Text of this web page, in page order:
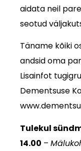
aidata neil
seotud
Täname kõiki
andsid oma
Lisainfot
Dementsuse
Tulekul
14.00 –